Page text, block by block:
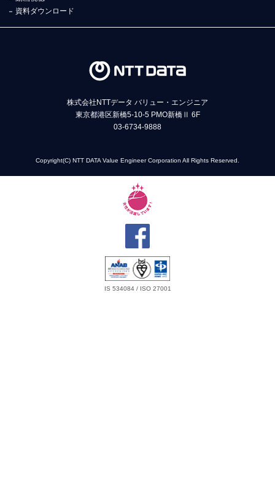
資料ダウンロード
株式会社NTTデータ バリュー・エンジニア
東京都港区新橋5-10-5 PMO新橋Ⅱ 6F
03-6734-9888
Copyright(C) NTT DATA Value Engineer Corporation All Rights Reserved.
IS 534084 / ISO 27001